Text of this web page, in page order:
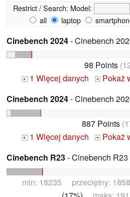
Restrict / Search: Model:
all
laptop
Cinebench 2024- Cinebench
98 Points
+ 1 Więcej danych +
Pokaż
Cinebench 2024- Cinebench
887 Points
+ 1 Więcej danych +
Pokaż
Cinebench R23- Cinebench
min: 18235 przeciętny: